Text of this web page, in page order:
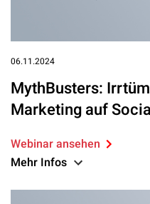
06.11.2024
MythBusters:
Marketing auf
Webinar ansehen
Mehr Infos